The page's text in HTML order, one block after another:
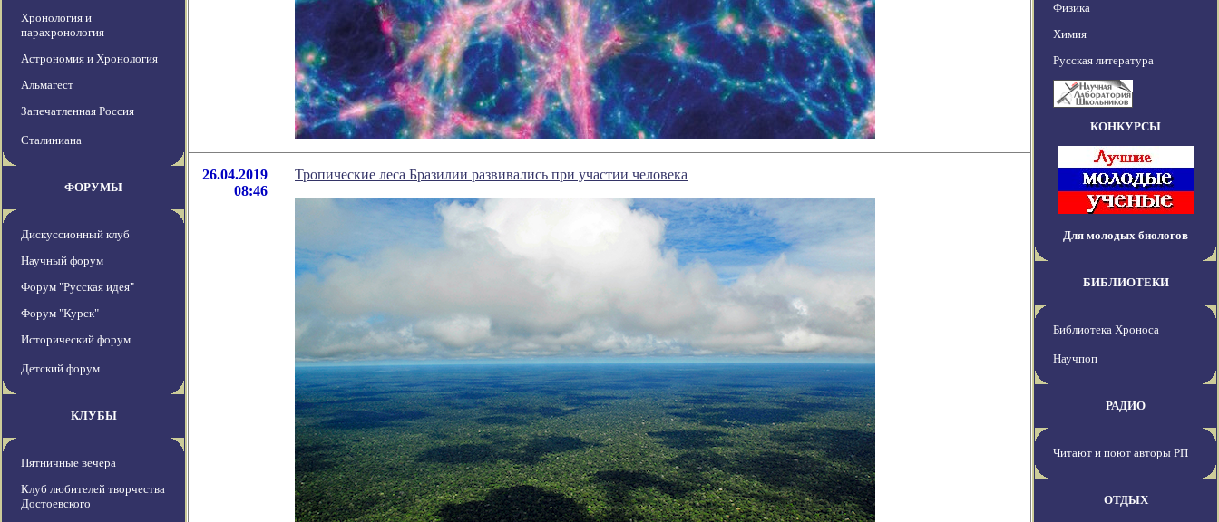
Хронология и
парахронология
Астрономия и Хронология
Альмагест
Запечатленная Россия
Сталиниана
ФОРУМЫ
Дискуссионный клуб
Научный форум
Форум "Русская идея"
Форум "Курск"
Исторический форум
Детский форум
КЛУБЫ
Пятничные вечера
Клуб любителей творчества
Достоевского
26.04.2019
08:46
Тропические леса Бразилии развивались при участии человека
Физика
Химия
Русская литература
КОНКУРСЫ
Для молодых биологов
БИБЛИОТЕКИ
Библиотека Хроноса
Научпоп
РАДИО
Читают и поют авторы РП
ОТДЫХ